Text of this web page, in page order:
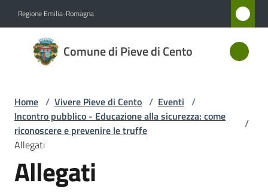
Regione Emilia-Romagna
Comune di Pieve di Cento
Comune
di Pieve
Amministrazione
Novità
Home / Vivere Pieve di Cento / Eventi /
Incontro pubblico - Educazione alla sicurezza: come
riconoscere e prevenire le truffe
/
Allegati
Allegati